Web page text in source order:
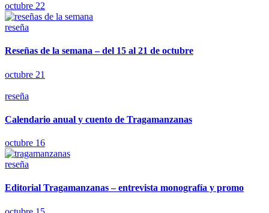
octubre 22
reseña
Reseñas de la semana – del 15 al 21 de octubre
octubre 21
reseña
Calendario anual y cuento de Tragamanzanas
octubre 16
reseña
Editorial Tragamanzanas – entrevista monografía y promo